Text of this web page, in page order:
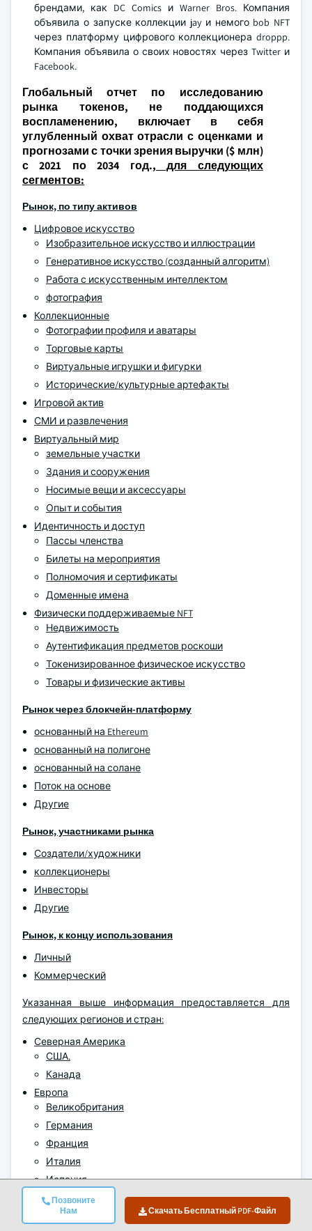
Позвоните
Нам
Скачать Бесплатный PDF-Файл
брендами, как DC Comics и Warner Bros. Компания
объявила о запуске коллекции jay и немого bob NFT
через платформу цифрового коллекционера droppp.
Компания объявила о своих новостях через Twitter и
Facebook.
Глобальный отчет по исследованию
рынка токенов, не поддающихся
воспламенению, включает в себя
углубленный охват отрасли с оценками и
прогнозами с точки зрения выручки ($ млн)
с 2021 по 2034 год., для следующих
сегментов:
Рынок, по типу активов
Цифровое искусство
Изобразительное искусство и иллюстрации
Генеративное искусство (созданный алгоритм)
Работа с искусственным интеллектом
фотография
Коллекционные
Фотографии профиля и аватары
Торговые карты
Виртуальные игрушки и фигурки
Исторические/культурные артефакты
Игровой актив
СМИ и развлечения
Виртуальный мир
земельные участки
Здания и сооружения
Носимые вещи и аксессуары
Опыт и события
Идентичность и доступ
Пассы членства
Билеты на мероприятия
Полномочия и сертификаты
Доменные имена
Физически поддерживаемые NFT
Недвижимость
Аутентификация предметов роскоши
Токенизированное физическое искусство
Товары и физические активы
Рынок через блокчейн-платформу
основанный на Ethereum
основанный на полигоне
основанный на солане
Поток на основе
Другие
Рынок, участниками рынка
Создатели/художники
коллекционеры
Инвесторы
Другие
Рынок, к концу использования
Личный
Коммерческий
Указанная выше информация предоставляется для
следующих регионов и стран:
Северная Америка
США.
Канада
Европа
Великобритания
Германия
Франция
Италия
Испания
Россия
Скандинавы